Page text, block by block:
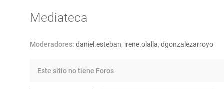
Mediateca
Moderadores: daniel.esteban, irene.olalla, dgonzalezarroyo
Este sitio no tiene Foros